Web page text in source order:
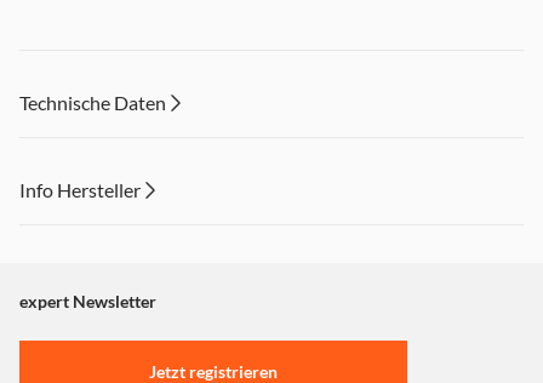
Technische Daten
Info Hersteller
"Marketing".
Einstellungen anpassen
expert Newsletter
Jetzt registrieren